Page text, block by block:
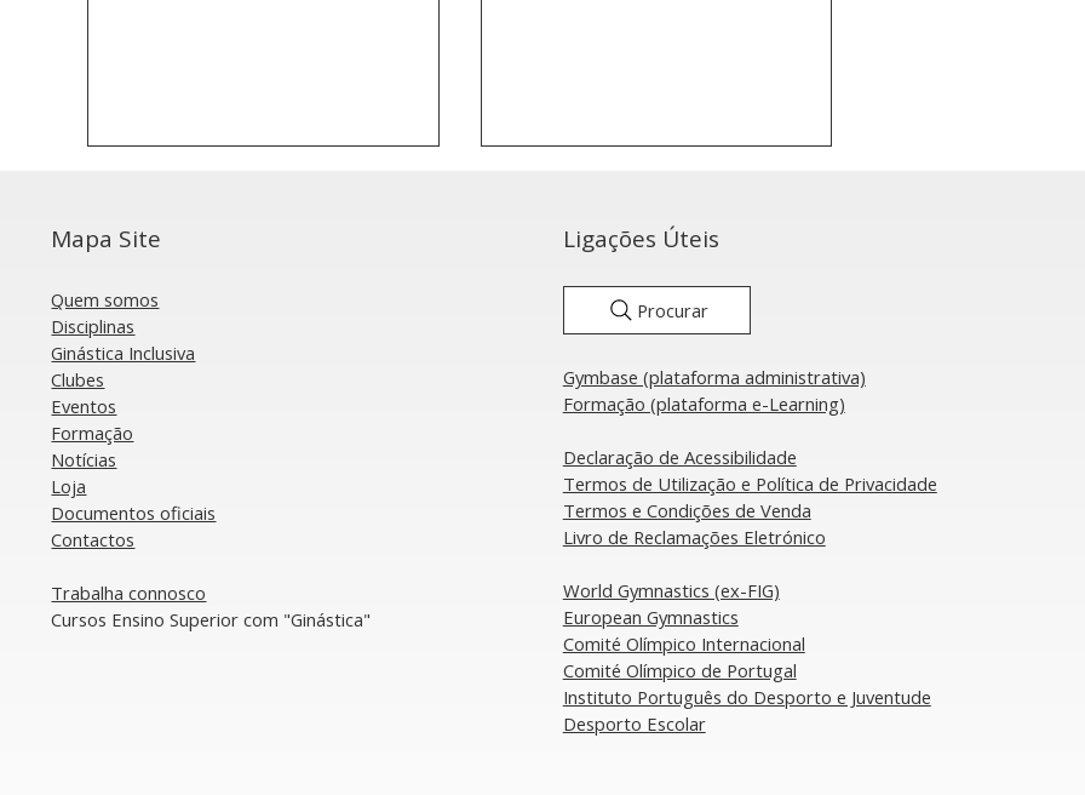
compromisso
Liga Nacional de Clubes:
conheça os vencedores da
época 2023 / 2024
Gymbase (plataforma administrativa)
Formação (plataforma e-Learning)
Declaração de Acessibilidade
​Termos de Utilização e Política de Privacidade
Termos e Condições de Venda
Livro de Reclamações Eletrónico
​World Gymnastics (ex-FIG)
European Gymnastics
Comité Olímpico Internacional
Comité Olímpico de Portugal
Instituto Português do Desporto e Juventude
Desporto Escolar
Ligações Úteis
Procurar
Quem somos
Disciplinas
Ginástica Inclusiva
Clubes
Eventos
Formação
Notícias
Loja
Documentos oficiais​
​Contactos
​Trabalha connosco
​Cursos Ensino Superior com "Ginástica"
Mapa Site